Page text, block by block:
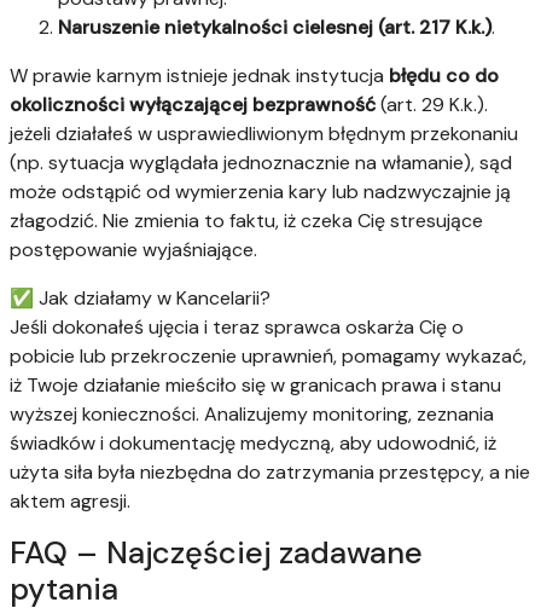
Naruszenie nietykalności cielesnej (art. 217 K.k.).
W prawie karnym istnieje jednak instytucja błędu co do
okoliczności wyłączającej bezprawność(art. 29 K.k.).
jeżeli działałeś w usprawiedliwionym błędnym przekonaniu
(np. sytuacja wyglądała jednoznacznie na włamanie), sąd
może odstąpić od wymierzenia kary lub nadzwyczajnie ją
złagodzić. Nie zmienia to faktu, iż czeka Cię stresujące
postępowanie wyjaśniające.
✅ Jak działamy w Kancelarii?
Jeśli dokonałeś ujęcia i teraz sprawca oskarża Cię o
pobicie lub przekroczenie uprawnień, pomagamy wykazać,
iż Twoje działanie mieściło się w granicach prawa i stanu
wyższej konieczności. Analizujemy monitoring, zeznania
świadków i dokumentację medyczną, aby udowodnić, iż
użyta siła była niezbędna do zatrzymania przestępcy, a nie
aktem agresji.
FAQ – Najczęściej zadawane
pytania